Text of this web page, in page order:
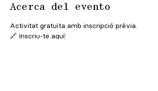
Acerca del evento
Activitat gratuïta amb inscripció prèvia.
🔗 Inscriu-te aquí: